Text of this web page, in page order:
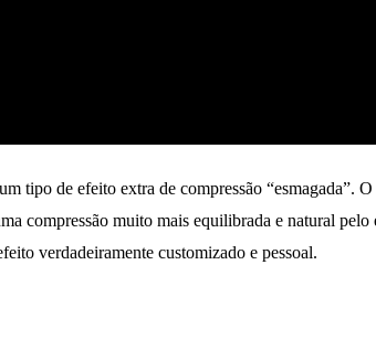
de efeito extra de compressão “esmagada”.
compressão muito mais equilibrada e natural
verdadeiramente customizado e pessoal.